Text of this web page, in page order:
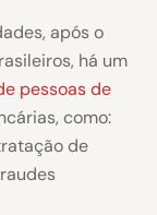
após o
há um
pessoas de
como:
de